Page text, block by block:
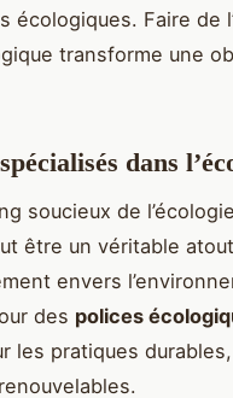
écologiques. Faire de
transforme une
dans
soucieux de
être un véritable
envers
des polices
les pratiques